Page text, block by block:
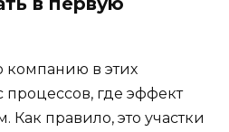
компанию в этих
процессов, где эффект
правило, это участки